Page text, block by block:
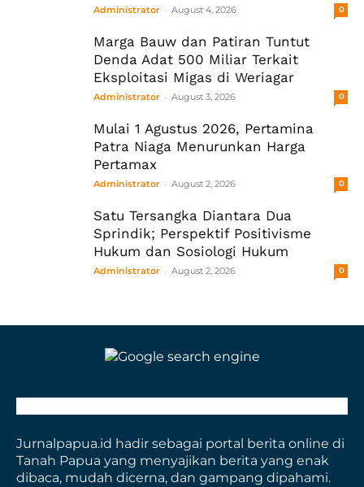
Administrator - August 4, 2026 0
Marga Bauw dan Patiran Tuntut
Denda Adat 500 Miliar Terkait
Eksploitasi Migas di Weriagar
Administrator - August 3, 2026 0
Mulai 1 Agustus 2026, Pertamina
Patra Niaga Menurunkan Harga
Pertamax
Administrator - August 2, 2026 0
Satu Tersangka Diantara Dua
Sprindik; Perspektif Positivisme
Hukum dan Sosiologi Hukum
Administrator - August 2, 2026 0
Jurnalpapua.id hadir sebagai portal berita online di
Tanah Papua yang menyajikan berita yang enak
dibaca, mudah dicerna, dan gampang dipahami.